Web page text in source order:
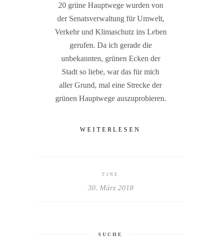
20 grüne Hauptwege wurden von
der Senatsverwaltung für Umwelt,
Verkehr und Klimaschutz ins Leben
gerufen. Da ich gerade die
unbekannten, grünen Ecken der
Stadt so liebe, war das für mich
aller Grund, mal eine Strecke der
grünen Hauptwege auszuprobieren.
WEITERLESEN
TINE
30. März 2018
SUCHE